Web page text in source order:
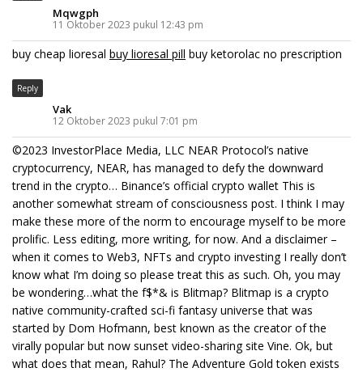
Mqwgph
11 Oktober 2023 pukul 12:43 pm
buy cheap lioresal buy lioresal pill buy ketorolac no prescription
Reply
Vak
12 Oktober 2023 pukul 7:01 pm
©2023 InvestorPlace Media, LLC NEAR Protocol’s native
cryptocurrency, NEAR, has managed to defy the downward
trend in the crypto… Binance’s official crypto wallet This is
another somewhat stream of consciousness post. I think I may
make these more of the norm to encourage myself to be more
prolific. Less editing, more writing, for now. And a disclaimer –
when it comes to Web3, NFTs and crypto investing I really don’t
know what I’m doing so please treat this as such. Oh, you may
be wondering…what the f$*& is Blitmap? Blitmap is a crypto
native community-crafted sci-fi fantasy universe that was
started by Dom Hofmann, best known as the creator of the
virally popular but now sunset video-sharing site Vine. Ok, but
what does that mean, Rahul? The Adventure Gold token exists